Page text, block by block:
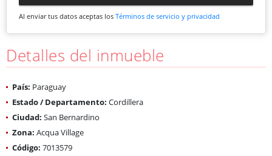
Al enviar tus datos aceptas los Términos de servicio y privacidad
Detalles del inmueble
País: Paraguay
Estado / Departamento: Cordillera
Ciudad: San Bernardino
Zona: Acqua Village
Código: 7013579